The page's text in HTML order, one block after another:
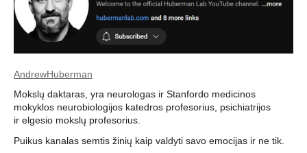
AndrewHuberman
Mokslų daktaras, yra neurologas ir Stanfordo medicinos
mokyklos neurobiologijos katedros profesorius, psichiatrijos
ir elgesio mokslų profesorius.
Puikus kanalas semtis žinių kaip valdyti savo emocijas ir ne tik.